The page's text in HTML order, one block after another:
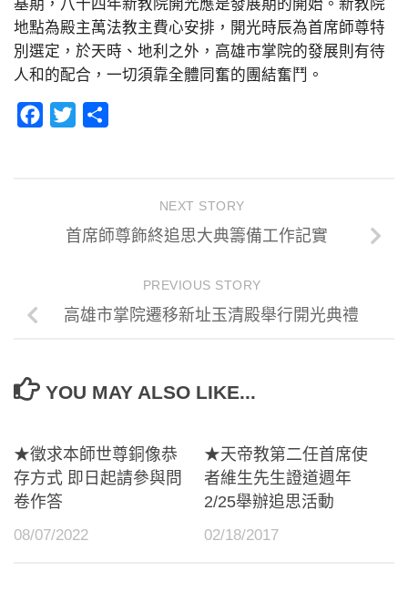
基期，八十四年新教院開光應是發展期的開始。新教院
地點為殿主萬法教主費心安排，開光時辰為首席師尊特
別選定，於天時、地利之外，高雄市掌院的發展則有待
人和的配合，一切須靠全體同奮的團結奮鬥。
Facebook
Twitter
NEXT STORY
首席師尊飾終追思大典籌備工作記實
PREVIOUS STORY
高雄市掌院遷移新址玉清殿舉行開光典禮
YOU MAY ALSO LIKE...
★徵求本師世尊銅像恭
存方式 即日起請參與問
卷作答
08/07/2022
★天帝教第二任首席使
者維生先生證道週年
2/25舉辦追思活動
02/18/2017